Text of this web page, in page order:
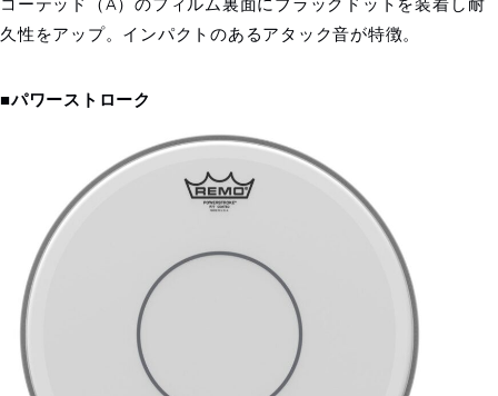
久性をアップ。インパクトのあるアタック音が特徴。
■パワーストローク